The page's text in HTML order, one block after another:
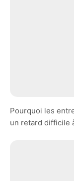
Pourquoi les
un retard difficile